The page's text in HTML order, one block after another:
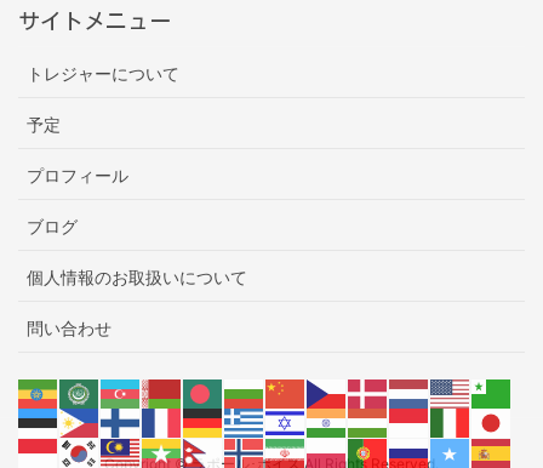
サイトメニュー
トレジャーについて
予定
プロフィール
ブログ
個人情報のお取扱いについて
問い合わせ
Copyright © ラポール･ボイス All Rights Reserved.